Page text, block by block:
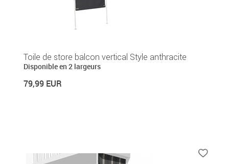
Toile de store balcon vertical Style anthracite
Disponible en 2 largeurs
79,99 EUR